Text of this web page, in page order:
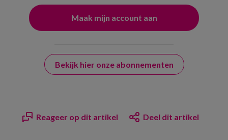
Bekijk hier onze abonnementen
Reageer op dit artikel Deel dit artikel